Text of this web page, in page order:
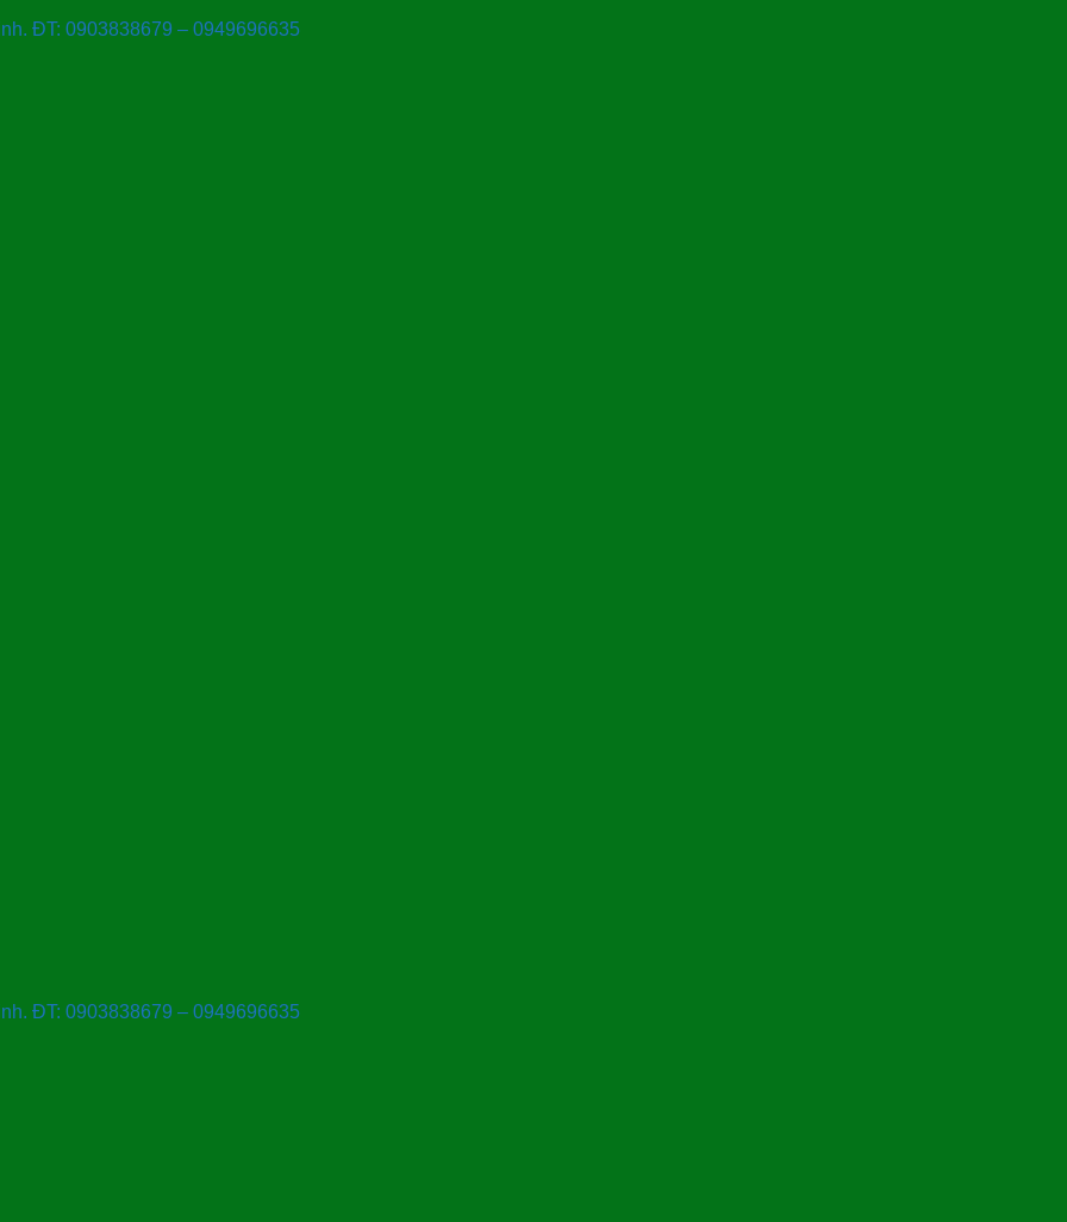
ĐT: 0903838679 – 0949696635
ĐT: 0903838679 – 0949696635